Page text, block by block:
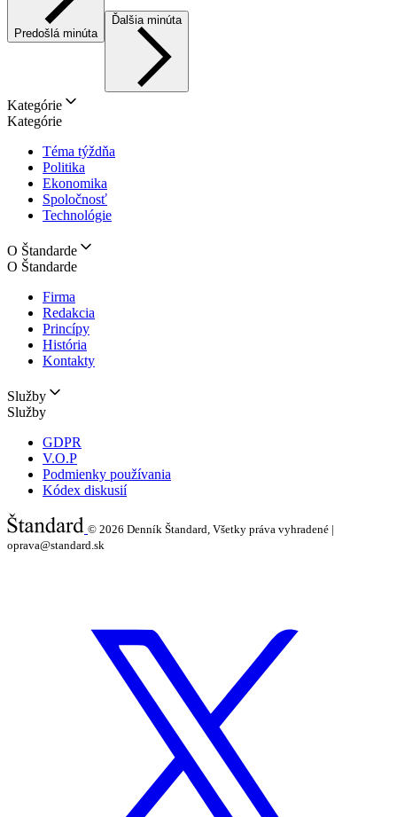
Predošlá minúta
Ďalšia minúta
Kategórie
Kategórie
Téma týždňa
Politika
Ekonomika
Spoločnosť
Technológie
O Štandarde
O Štandarde
Firma
Redakcia
Princípy
História
Kontakty
Služby
Služby
GDPR
V.O.P
Podmienky používania
Kódex diskusií
© 2026 Denník Štandard, Všetky práva vyhradené |
oprava@standard.sk